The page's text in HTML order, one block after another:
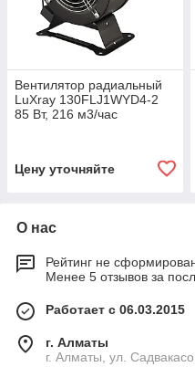
Вентилятор радиальный
LuXray 130FLJ1WYD4-2
85 Вт, 216 м3/час
Цену уточняйте
О нас
Рейтинг не
Менее 5 отзывов за
Работает с 06.03.2015
г. Алматы
г. Алматы, ул.